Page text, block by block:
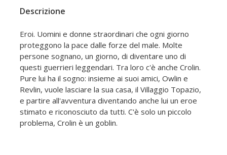
Descrizione
Eroi. Uomini e donne straordinari che ogni giorno
proteggono la pace dalle forze del male. Molte
persone sognano, un giorno, di diventare uno di
questi guerrieri leggendari. Tra loro c'è anche Crolin.
Pure lui ha il sogno: insieme ai suoi amici, Owlin e
Revlin, vuole lasciare la sua casa, il Villaggio Topazio,
e partire all'avventura diventando anche lui un eroe
stimato e riconosciuto da tutti. C'è solo un piccolo
problema, Crolin è un goblin.